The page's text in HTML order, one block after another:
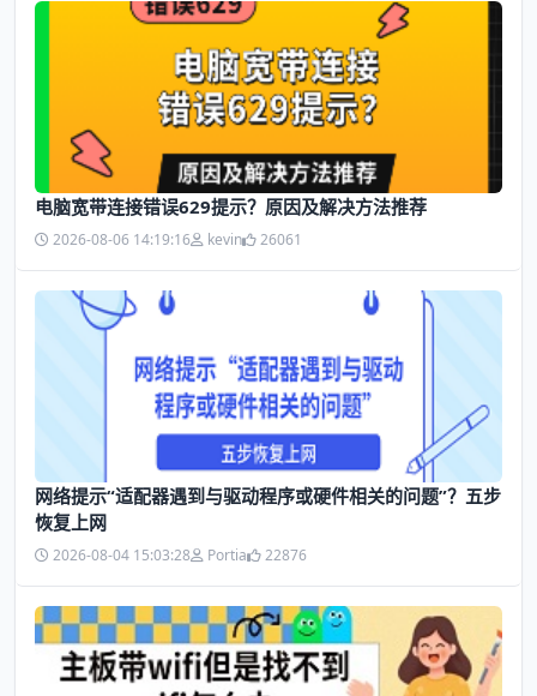
电脑宽带连接错误629提示？原因及解决方法推荐
2026-08-06 14:19:16 kevin 26061
网络提示“适配器遇到与驱动程序或硬件相关的问题”？五步
恢复上网
2026-08-04 15:03:28 Portia 22876